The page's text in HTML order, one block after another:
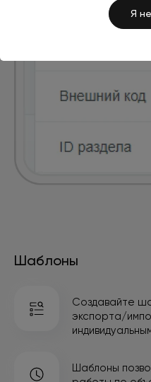
Я
Шаблоны
Создавайте
экспорта/
Шаблоны